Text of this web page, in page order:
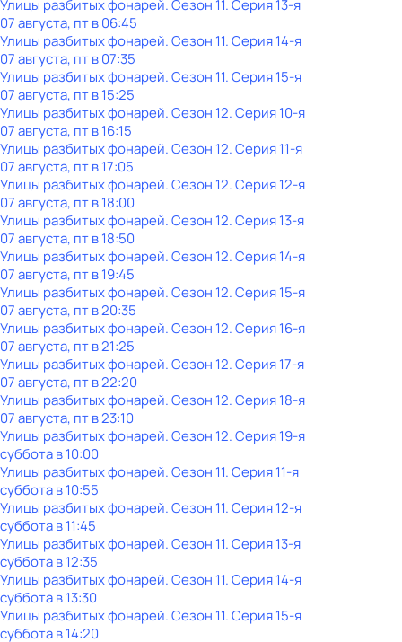
Улицы разбитых фонарей. Сезон 11. Серия 13-я
07 августа, пт в 06:45
Улицы разбитых фонарей. Сезон 11. Серия 14-я
07 августа, пт в 07:35
Улицы разбитых фонарей. Сезон 11. Серия 15-я
07 августа, пт в 15:25
Улицы разбитых фонарей. Сезон 12. Серия 10-я
07 августа, пт в 16:15
Улицы разбитых фонарей. Сезон 12. Серия 11-я
07 августа, пт в 17:05
Улицы разбитых фонарей. Сезон 12. Серия 12-я
07 августа, пт в 18:00
Улицы разбитых фонарей. Сезон 12. Серия 13-я
07 августа, пт в 18:50
Улицы разбитых фонарей. Сезон 12. Серия 14-я
07 августа, пт в 19:45
Улицы разбитых фонарей. Сезон 12. Серия 15-я
07 августа, пт в 20:35
Улицы разбитых фонарей. Сезон 12. Серия 16-я
07 августа, пт в 21:25
Улицы разбитых фонарей. Сезон 12. Серия 17-я
07 августа, пт в 22:20
Улицы разбитых фонарей. Сезон 12. Серия 18-я
07 августа, пт в 23:10
Улицы разбитых фонарей. Сезон 12. Серия 19-я
субботав10:00
Улицы разбитых фонарей. Сезон 11. Серия 11-я
субботав10:55
Улицы разбитых фонарей. Сезон 11. Серия 12-я
субботав11:45
Улицы разбитых фонарей. Сезон 11. Серия 13-я
субботав12:35
Улицы разбитых фонарей. Сезон 11. Серия 14-я
субботав13:30
Улицы разбитых фонарей. Сезон 11. Серия 15-я
субботав14:20